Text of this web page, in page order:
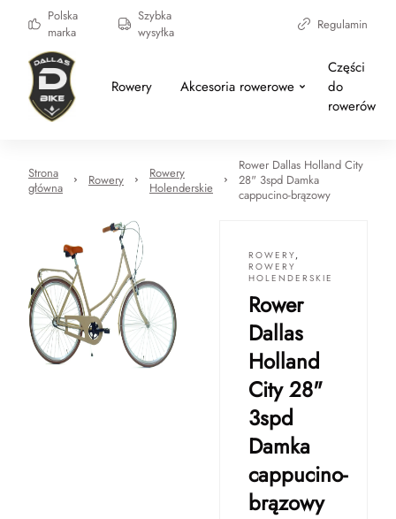
Polska
marka
Szybka
wysyłka
Regulamin
Rowery Akcesoria rowerowe
Części
do
rowerów
Strona
główna
Rowery
Rowery
Holenderskie
Rower Dallas Holland City
28" 3spd Damka
cappucino-brązowy
ROWERY,
ROWERY
HOLENDERSKIE
Rower
Dallas
Holland
City 28"
3spd
Damka
cappucino-
brązowy